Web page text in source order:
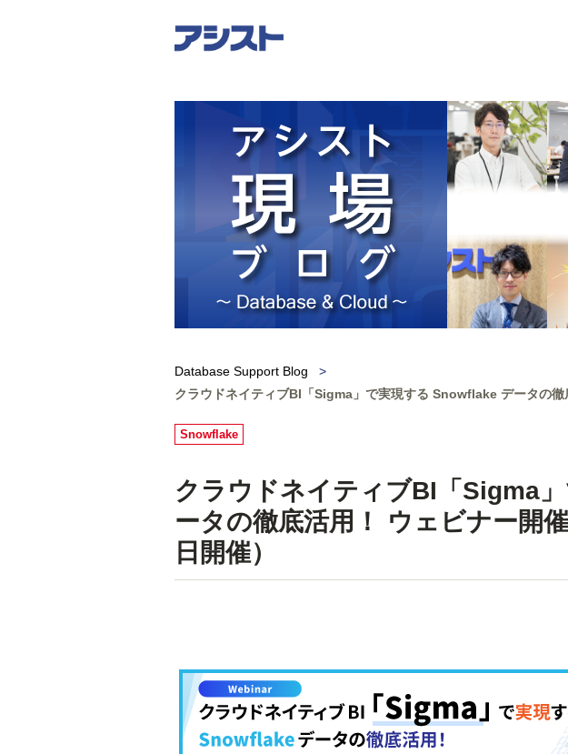
Database Support Blog
>
クラウドネイティブBI「Sigma」で実現する Snowflake データの徹
Snowflake
クラウドネイティブBI「Sigma
ータの徹底活用！ ウェビナー開
日開催）